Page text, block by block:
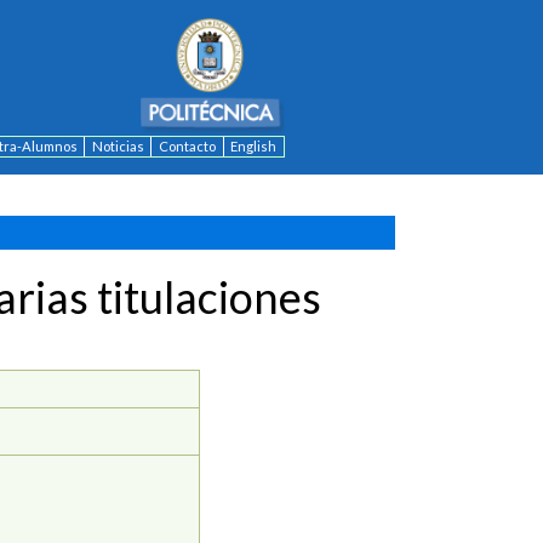
Alumnos Noticias Contacto English
titulaciones